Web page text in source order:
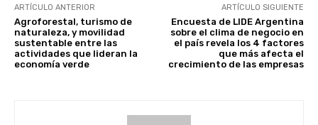
ARTÍCULO ANTERIOR
Agroforestal, turismo de
naturaleza, y movilidad
sustentable entre las
actividades que lideran la
economía verde
ARTÍCULO SIGUIENTE
Encuesta de LIDE Argentina
sobre el clima de negocio en
el país revela los 4 factores
que más afecta el
crecimiento de las empresas